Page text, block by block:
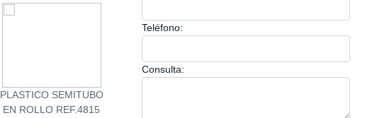
PLASTICO SEMITUBO
EN ROLLO REF.4815
Teléfono:
Consulta: